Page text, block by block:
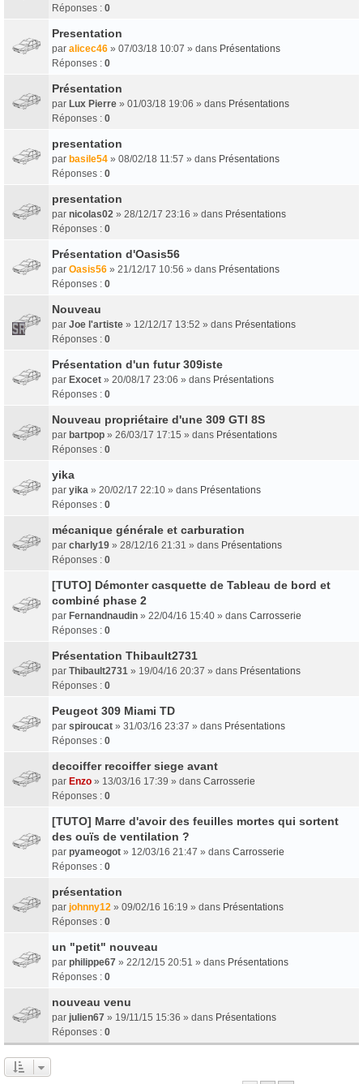
Réponses : 0
Presentation
par alicec46 » 07/03/18 10:07 » dans Présentations
Réponses : 0
Présentation
par Lux Pierre » 01/03/18 19:06 » dans Présentations
Réponses : 0
presentation
par basile54 » 08/02/18 11:57 » dans Présentations
Réponses : 0
presentation
par nicolas02 » 28/12/17 23:16 » dans Présentations
Réponses : 0
Présentation d'Oasis56
par Oasis56 » 21/12/17 10:56 » dans Présentations
Réponses : 0
Nouveau
par Joe l'artiste » 12/12/17 13:52 » dans Présentations
Réponses : 0
Présentation d'un futur 309iste
par Exocet » 20/08/17 23:06 » dans Présentations
Réponses : 0
Nouveau propriétaire d'une 309 GTI 8S
par bartpop » 26/03/17 17:15 » dans Présentations
Réponses : 0
yika
par yika » 20/02/17 22:10 » dans Présentations
Réponses : 0
mécanique générale et carburation
par charly19 » 28/12/16 21:31 » dans Présentations
Réponses : 0
[TUTO] Démonter casquette de Tableau de bord et
combiné phase 2
par Fernandnaudin » 22/04/16 15:40 » dans Carrosserie
Réponses : 0
Présentation Thibault2731
par Thibault2731 » 19/04/16 20:37 » dans Présentations
Réponses : 0
Peugeot 309 Miami TD
par spiroucat » 31/03/16 23:37 » dans Présentations
Réponses : 0
decoiffer recoiffer siege avant
par Enzo » 13/03/16 17:39 » dans Carrosserie
Réponses : 0
[TUTO] Marre d'avoir des feuilles mortes qui sortent
des ouïs de ventilation ?
par pyameogot » 12/03/16 21:47 » dans Carrosserie
Réponses : 0
présentation
par johnny12 » 09/02/16 16:19 » dans Présentations
Réponses : 0
un "petit" nouveau
par philippe67 » 22/12/15 20:51 » dans Présentations
Réponses : 0
nouveau venu
par julien67 » 19/11/15 15:36 » dans Présentations
Réponses : 0